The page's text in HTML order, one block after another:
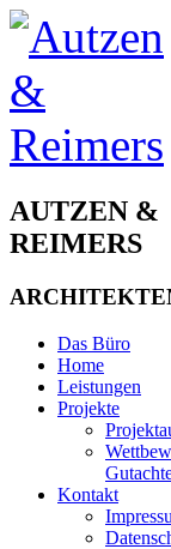
AUTZEN &
REIMERS
Das Büro
Home
Leistungen
Projekte
Kontakt